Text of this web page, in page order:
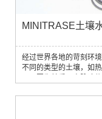
MINITRASE土壤
经过世界各地的苛刻环
不同的类型的土壤，如
下 为 Minitrase 的详细